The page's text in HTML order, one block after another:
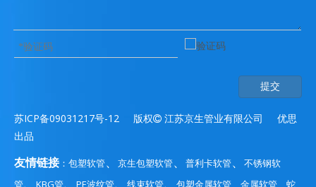
提交
苏ICP备09031217号-12 版权 江苏京生管业有限公司 优思
出品
友情链接： 包塑软管、 京生包塑软管、 普利卡软管、 不锈钢软
管、 KBG管、 PE波纹管、 线束软管、 包塑金属软管 金属软管、 蛇